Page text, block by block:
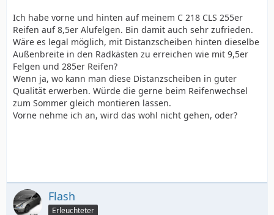
Ich habe vorne und hinten auf meinem C 218 CLS 255er
Reifen auf 8,5er Alufelgen. Bin damit auch sehr zufrieden.
Wäre es legal möglich, mit Distanzscheiben hinten dieselbe
Außenbreite in den Radkästen zu erreichen wie mit 9,5er
Felgen und 285er Reifen?
Wenn ja, wo kann man diese Distanzscheiben in guter
Qualität erwerben. Würde die gerne beim Reifenwechsel
zum Sommer gleich montieren lassen.
Vorne nehme ich an, wird das wohl nicht gehen, oder?
Flash
Erleuchteter